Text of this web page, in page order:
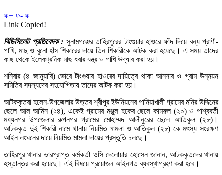
ফ+ ফ- ফ
Link Copied!
বিডিসিলেট প্রতিবেদক : সুনামগঞ্জের তাহিরপুরের টাংগুয়ার হাওরে ফাঁদ দিয়ে বন্য প্রাণী-
পাখি, মাছ ও বুনো হাঁস শিকারের দায়ে তিন শিকারীকে আটক করা হয়েছে। এ সময় তাদের
কাছ থেকে ইলেকট্রনিক মাছ ধরার যন্ত্র ও পাখি উদ্ধার করা হয়।
শনিবার (৪ জানুয়ারি) ভোরে টাংগুয়ার হাওরের দায়িত্বে থাকা আনসার ও গ্রাম উন্নয়ন
সমিতির সদস্যদের সহযোগিতায় তাদের আটক করা হয়।
আটককৃতরা হলেন-উপজেলার উত্তর শ্রীপুর ইউনিয়নের পানিয়াখালী গ্রামের মনির উদ্দিনের
ছেলে আল আমিন (২৪), একেই গ্রামের মঞ্জুল হকের ছেলে কামরুল (২০) ও পাশ্ববর্তী
মধ্যনগর উপজেলার রুপনগর গ্রামের মোহাম্মদ আলীনুরের ছেলে আতিকুল (২৮)।
আটককৃত দুই শিকারী নামে থানায় নিয়মিত মামলা ও আতিকুল (২৮) কে মৎস্য সংরক্ষণ
আইন লংঘনের দায়ে নিয়মিত মামলা দায়ের প্রস্তুতি চলছে।
তাহিরপুর থানার ভারপ্রাপ্ত কর্মকর্তা ওসি দেলোয়ার হোসেন জানান, আটককৃতদের থানায়
হস্তান্তর করা হয়েছে। এই বিষয়ে প্রয়োজন আইনগত ব্যবস্থাগ্রহণ করা হবে।